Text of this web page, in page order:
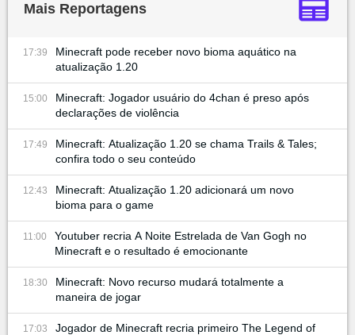
Mais Reportagens
17:39
Minecraft pode receber novo bioma aquático na
atualização 1.20
15:00
Minecraft: Jogador usuário do 4chan é preso após
declarações de violência
17:49
Minecraft: Atualização 1.20 se chama Trails & Tales;
confira todo o seu conteúdo
12:43
Minecraft: Atualização 1.20 adicionará um novo
bioma para o game
11:00
Youtuber recria A Noite Estrelada de Van Gogh no
Minecraft e o resultado é emocionante
18:30
Minecraft: Novo recurso mudará totalmente a
maneira de jogar
17:03
Jogador de Minecraft recria primeiro The Legend of